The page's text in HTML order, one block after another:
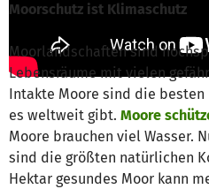
Moorschutz ist Klimaschutz
Moorlandschaften sind
Lebensräume mit vielen
Intakte Moore sind die
es weltweit gibt. Moore
Moore brauchen viel Wasser.
sind die größten natürlichen
Hektar gesundes Moor kann